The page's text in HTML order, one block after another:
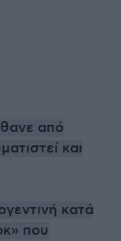
από
και
κατά
που